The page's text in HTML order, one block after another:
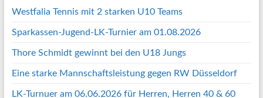
Westfalia Tennis mit 2 starken U10 Teams
Sparkassen-Jugend-LK-Turnier am 01.08.2026
Thore Schmidt gewinnt bei den U18 Jungs
Eine starke Mannschaftsleistung gegen RW Düsseldorf
LK-Turnuer am 06.06.2026 für Herren, Herren 40 & 60